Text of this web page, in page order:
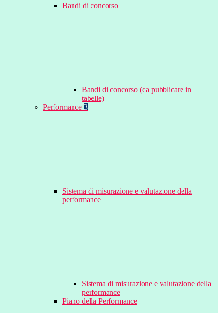
Bandi di concorso
Bandi di concorso (da pubblicare in
tabelle)
Performance 3
Sistema di misurazione e valutazione della
performance
Sistema di misurazione e valutazione della
performance
Piano della Performance